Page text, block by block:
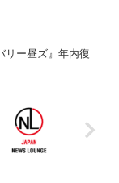
リー昼ズ』年内復